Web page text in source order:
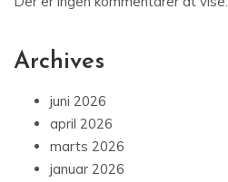
Archives
juni 2026
april 2026
marts 2026
januar 2026